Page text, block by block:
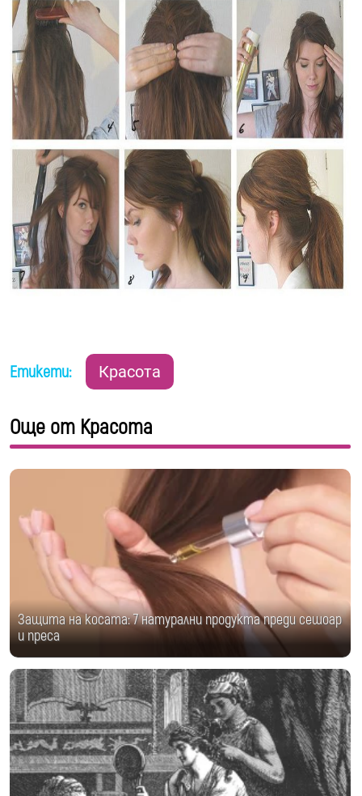
Етикети: Красота
Още от Красота
Защита на косата: 7 натурални продукта преди сешоар
и преса